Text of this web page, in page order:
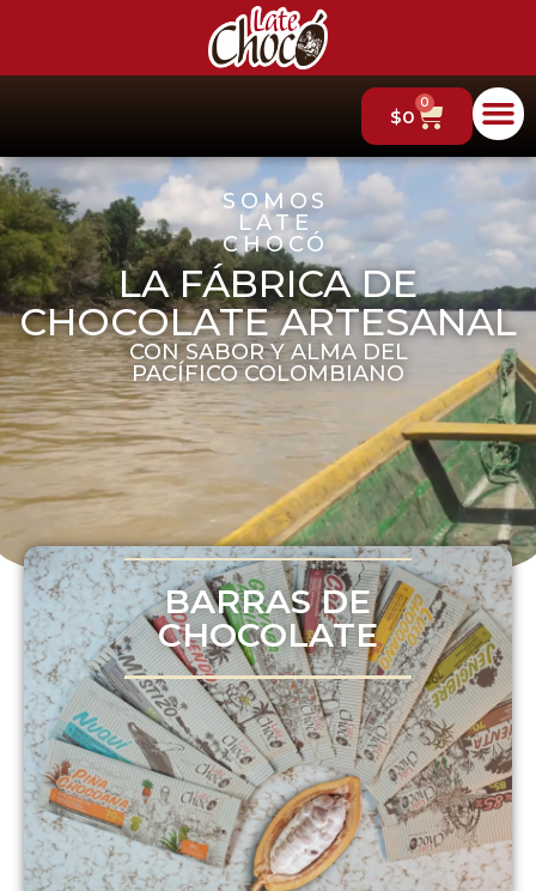
$0
0
SOMOS
LATE
CHOCÓ
LA FÁBRICA DE
CHOCOLATE ARTESANAL
CON SABOR Y ALMA DEL
PACÍFICO COLOMBIANO
BARRAS DE
CHOCOLATE